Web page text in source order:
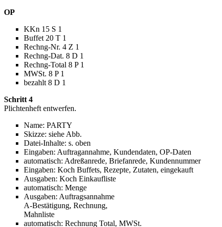
OP
KKn 15 S 1
Buffet 20 T 1
Rechng-Nr. 4 Z 1
Rechng-Dat. 8 D 1
Rechng-Total 8 P 1
MWSt. 8 P 1
bezahlt 8 D 1
Schritt 4
Plichtenheft entwerfen.
Name: PARTY
Skizze: siehe Abb.
Datei-Inhalte: s. oben
Eingaben: Auftragannahme, Kundendaten, OP-Daten
automatisch: Adreßanrede, Briefanrede, Kundennummer
Eingaben: Koch Buffets, Rezepte, Zutaten, eingekauft
Ausgaben: Koch Einkaufliste
automatisch: Menge
Ausgaben: Auftragsannahme
A-Bestätigung, Rechnung,
Mahnliste
automatisch: Rechnung Total, MWSt.